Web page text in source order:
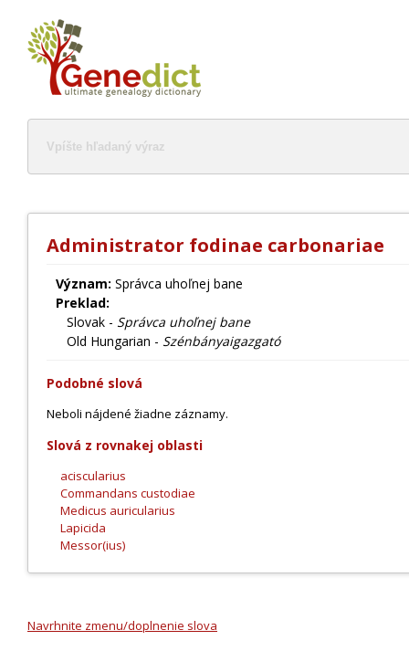
Administrator fodinae carbonariae
Význam: Správca uhoľnej bane
Preklad:
Slovak - Správca uhoľnej bane
Old Hungarian - Szénbányaigazgató
Podobné slová
Neboli nájdené žiadne záznamy.
Slová z rovnakej oblasti
aciscularius
Commandans custodiae
Medicus auricularius
Lapicida
Messor(ius)
Navrhnite zmenu/doplnenie slova